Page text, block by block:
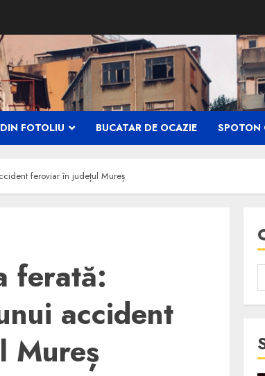
DIN FOTOLIU BUCATAR DE OCAZIE SPOTON
feroviar în județul Mureș
ferată:
accident
Mureș